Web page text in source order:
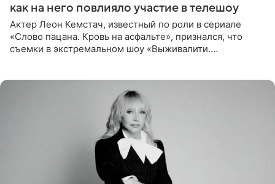
как на него повлияло участие в телешоу
Актер Леон Кемстач, известный по роли в сериале
«Слово пацана. Кровь на асфальте», признался, что
съемки в экстремальном шоу «Выживалити.